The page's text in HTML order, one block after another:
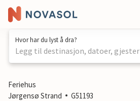
Hvor har du lyst å dra?
Legg til destinasjon, datoer, gjester
1 / 18
Feriehus
Jørgensø Strand
G51193